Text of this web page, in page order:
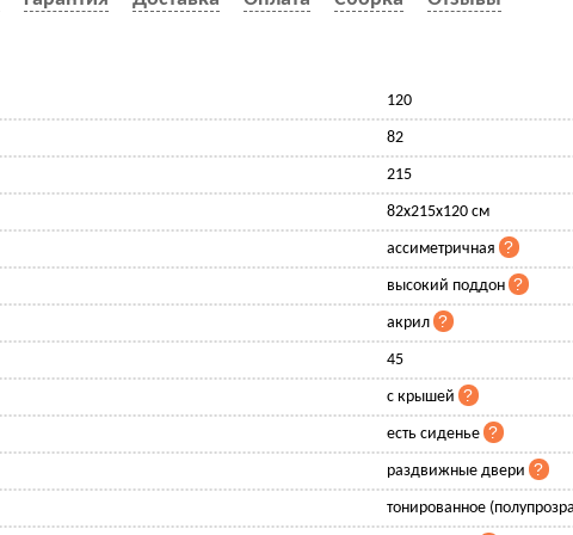
120
82
215
82x215x120 см
ассиметричная
высокий поддон
акрил
45
с крышей
есть сиденье
раздвижные двери
тонированное